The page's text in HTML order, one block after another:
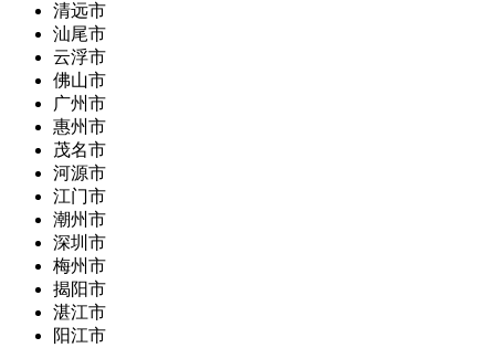
清远市
汕尾市
云浮市
佛山市
广州市
惠州市
茂名市
河源市
江门市
潮州市
深圳市
梅州市
揭阳市
湛江市
阳江市